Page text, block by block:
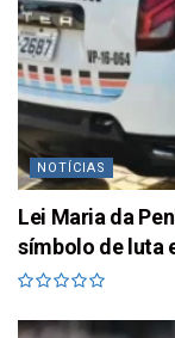
NOTÍCIAS
Lei Maria da
símbolo de luta